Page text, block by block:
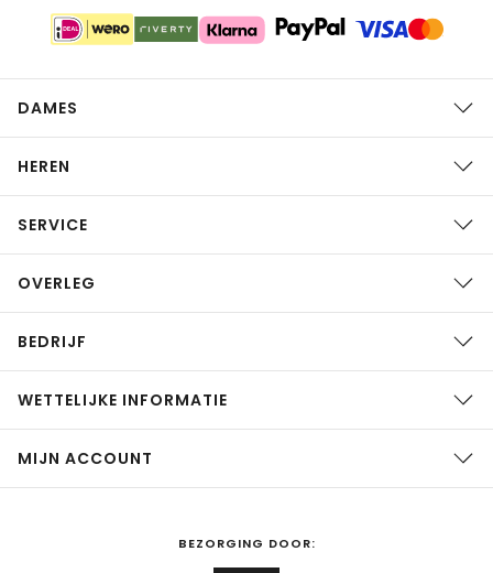
DAMES
HEREN
SERVICE
OVERLEG
BEDRIJF
WETTELIJKE INFORMATIE
MIJN ACCOUNT
BEZORGING DOOR: